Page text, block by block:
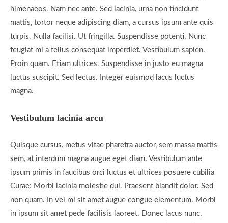
himenaeos. Nam nec ante. Sed lacinia, urna non tincidunt
mattis, tortor neque adipiscing diam, a cursus ipsum ante quis
turpis. Nulla facilisi. Ut fringilla. Suspendisse potenti. Nunc
feugiat mi a tellus consequat imperdiet. Vestibulum sapien.
Proin quam. Etiam ultrices. Suspendisse in justo eu magna
luctus suscipit. Sed lectus. Integer euismod lacus luctus
magna.
Vestibulum lacinia arcu
Quisque cursus, metus vitae pharetra auctor, sem massa mattis
sem, at interdum magna augue eget diam. Vestibulum ante
ipsum primis in faucibus orci luctus et ultrices posuere cubilia
Curae; Morbi lacinia molestie dui. Praesent blandit dolor. Sed
non quam. In vel mi sit amet augue congue elementum. Morbi
in ipsum sit amet pede facilisis laoreet. Donec lacus nunc,